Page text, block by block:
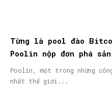
Từng là pool đào
Poolin nộp đơn phá sản
Poolin, một trong những
nhất thế giới...